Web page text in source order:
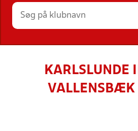
HOLD
KARLSLUNDE
VALLENSBÆK